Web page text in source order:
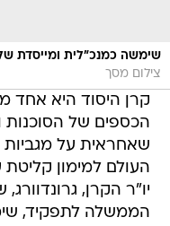
שימשה כמנכ"לית ומייסדת של
צילום מסך
קרן היסוד היא אחד
הכספים של הסוכנות
שאחראית על מגביות
העולם למימון קליטת
יו"ר הקרן,
הממשלה לתפקיד,